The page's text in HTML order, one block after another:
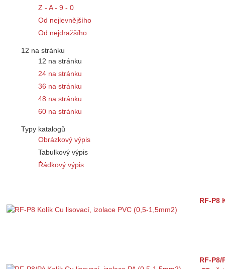
Z - A - 9 - 0
Od nejlevnějšího
Od nejdražšího
12 na stránku
12 na stránku
24 na stránku
36 na stránku
48 na stránku
60 na stránku
Typy katalogů
Obrázkový výpis
Tabulkový výpis
Řádkový výpis
RF-P8
RF-